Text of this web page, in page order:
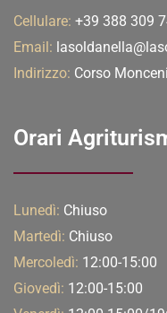
Cellulare: +39 388 309
Email:
Indirizzo: Corso
Orari
Lunedì: Chiuso
Martedì: Chiuso
Mercoledì: 12:00-15:00
Giovedì: 12:00-15:00